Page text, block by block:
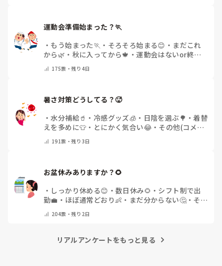
運動会準備始まった？🏃
・ もう始まった🏃 ・ そろそろ始まる😊 ・ まだこれ
から🌿 ・ 秋に入ってから🍁 ・運動会はないor終わ
175票・残り4日
暑さ対策どうしてる？🥵
・水分補給🥤 ・ 冷感グッズ🧊 ・ 日陰を選ぶ🌳 ・着替
えを多めに👕 ・ とにかく気合い😂・ その他(コメン
191票・残り3日
お盆休みありますか？🌻
・ しっかり休める😊 ・ 数日休み🌻 ・ シフト制で出
勤💼 ・ ほぼ通常どおり👶 ・ まだ分からない🤔・ その
204票・残り2日
リアルアンケートをもっと見る